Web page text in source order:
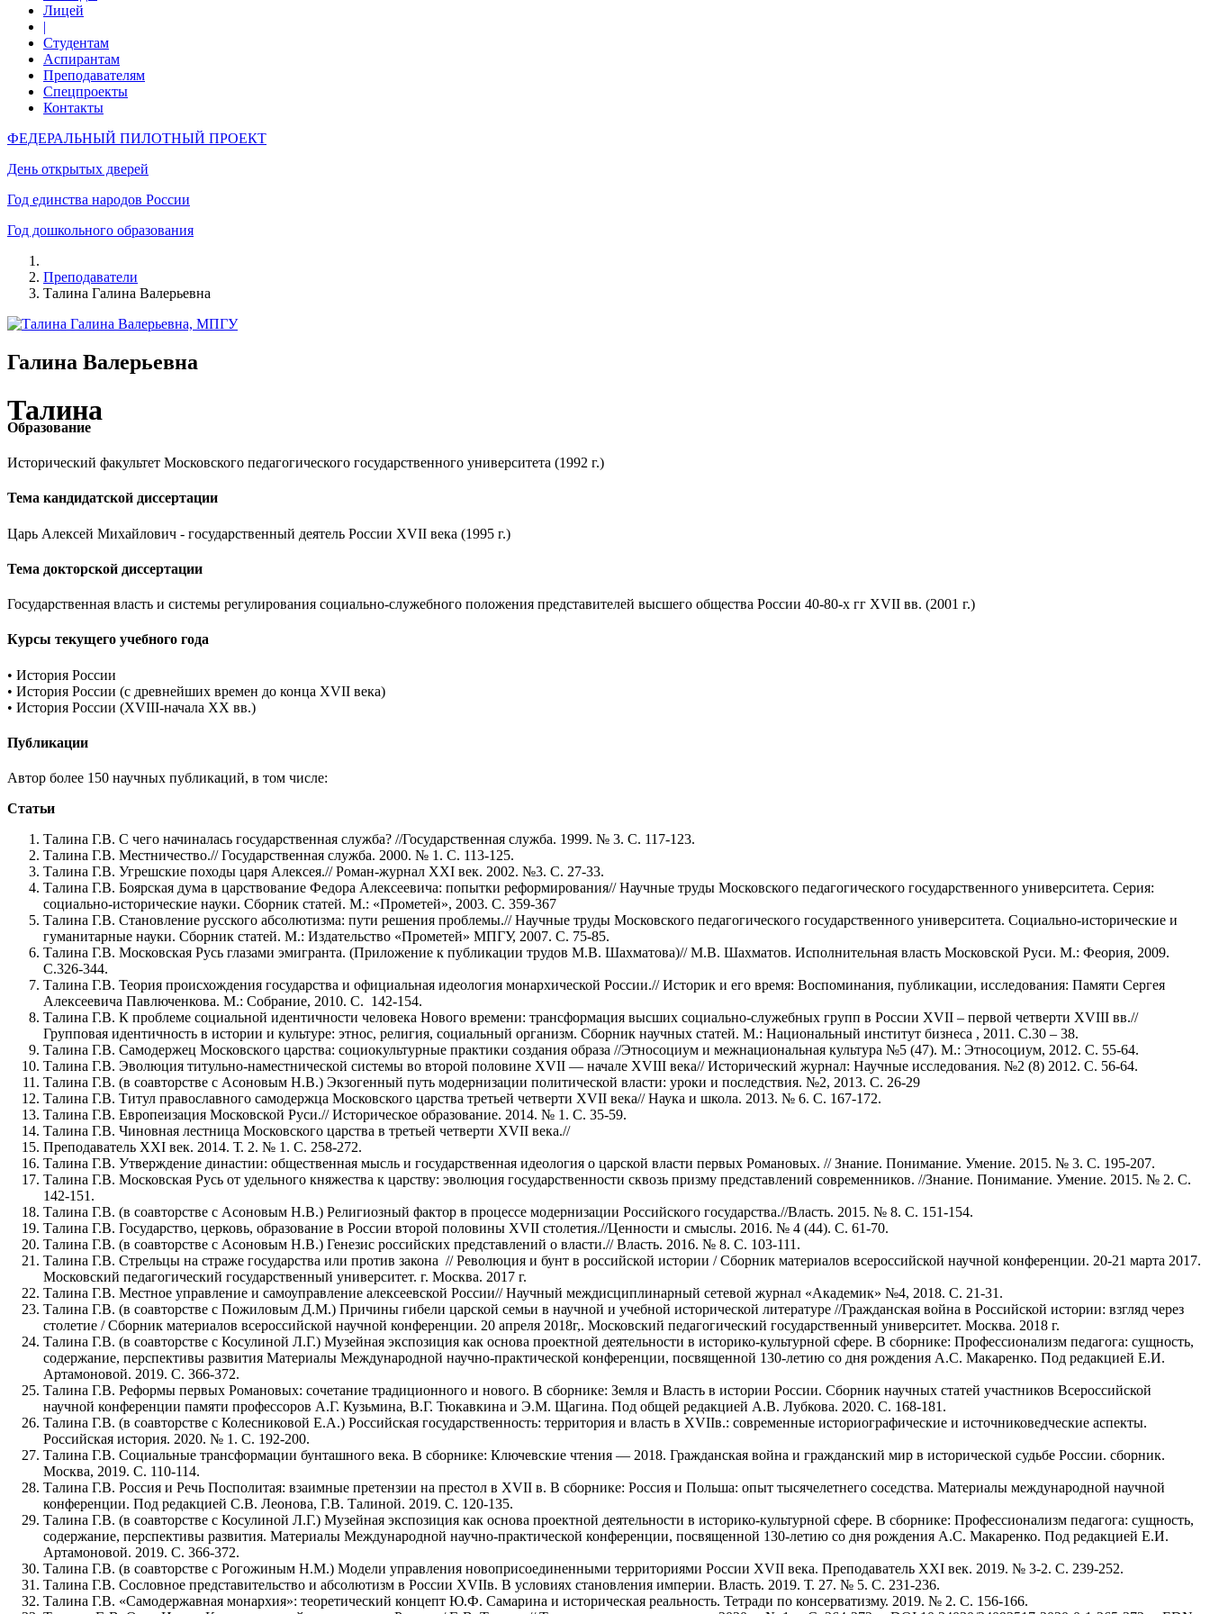
Лицей
|
Студентам
Аспирантам
Преподавателям
Спецпроекты
Контакты
ФЕДЕРАЛЬНЫЙ ПИЛОТНЫЙ ПРОЕКТ
День открытых дверей
Год единства народов России
Год дошкольного образования
Преподаватели
Талина Галина Валерьевна
Галина Валерьевна
Талина
Образование
Исторический факультет Московского педагогического государственного университета (1992 г.)
Тема кандидатской диссертации
Царь Алексей Михайлович - государственный деятель России ХVII века (1995 г.)
Тема докторской диссертации
Государственная власть и системы регулирования социально-служебного положения представителей высшего общества России 40-80-х гг ХVII вв. (2001 г.)
Курсы текущего учебного года
• История России
• История России (с древнейших времен до конца XVII века)
• История России (XVIII-начала XX вв.)
Публикации
Автор более 150 научных публикаций, в том числе:
Статьи
Талина Г.В. С чего начиналась государственная служба? //Государственная служба. 1999. № 3. С. 117-123.
Талина Г.В. Местничество.// Государственная служба. 2000. № 1. С. 113-125.
Талина Г.В. Угрешские походы царя Алексея.// Роман-журнал ХХI век. 2002. №3. С. 27-33.
Талина Г.В. Боярская дума в царствование Федора Алексеевича: попытки реформирования// Научные труды Московского педагогического государственного университета. Серия:
социально-исторические науки. Сборник статей. М.: «Прометей», 2003. С. 359-367
Талина Г.В. Становление русского абсолютизма: пути решения проблемы.// Научные труды Московского педагогического государственного университета. Социально-исторические и
гуманитарные науки. Сборник статей. М.: Издательство «Прометей» МПГУ, 2007. С. 75-85.
Талина Г.В. Московская Русь глазами эмигранта. (Приложение к публикации трудов М.В. Шахматова)// М.В. Шахматов. Исполнительная власть Московской Руси. М.: Феория, 2009.
С.326-344.
Талина Г.В. Теория происхождения государства и официальная идеология монархической России.// Историк и его время: Воспоминания, публикации, исследования: Памяти Сергея
Алексеевича Павлюченкова. М.: Собрание, 2010. С. 142-154.
Талина Г.В. К проблеме социальной идентичности человека Нового времени: трансформация высших социально-служебных групп в России XVII – первой четверти XVIII вв.//
Групповая идентичность в истории и культуре: этнос, религия, социальный организм. Сборник научных статей. М.: Национальный институт бизнеса , 2011. С.30 – 38.
Талина Г.В. Самодержец Московского царства: социокультурные практики создания образа //Этносоциум и межнациональная культура №5 (47). М.: Этносоциум, 2012. С. 55-64.
Талина Г.В. Эволюция титульно-наместнической системы во второй половине XVII — начале XVIII века// Исторический журнал: Научные исследования. №2 (8) 2012. С. 56-64.
Талина Г.В. (в соавторстве с Асоновым Н.В.) Экзогенный путь модернизации политической власти: уроки и последствия. №2, 2013. С. 26-29
Талина Г.В. Титул православного самодержца Московского царства третьей четверти XVII века// Наука и школа. 2013. № 6. С. 167-172.
Талина Г.В. Европеизация Московской Руси.// Историческое образование. 2014. № 1. С. 35-59.
Талина Г.В. Чиновная лестница Московского царства в третьей четверти XVII века.//
Преподаватель XXI век. 2014. Т. 2. № 1. С. 258-272.
Талина Г.В. Утверждение династии: общественная мысль и государственная идеология о царской власти первых Романовых. // Знание. Понимание. Умение. 2015. № 3. С. 195-207.
Талина Г.В. Московская Русь от удельного княжества к царству: эволюция государственности сквозь призму представлений современников. //Знание. Понимание. Умение. 2015. № 2. С.
142-151.
Талина Г.В. (в соавторстве с Асоновым Н.В.) Религиозный фактор в процессе модернизации Российского государства.//Власть. 2015. № 8. С. 151-154.
Талина Г.В. Государство, церковь, образование в России второй половины XVII столетия.//Ценности и смыслы. 2016. № 4 (44). С. 61-70.
Талина Г.В. (в соавторстве с Асоновым Н.В.) Генезис российских представлений о власти.// Власть. 2016. № 8. С. 103-111.
Талина Г.В. Стрельцы на страже государства или против закона // Революция и бунт в российской истории / Сборник материалов всероссийской научной конференции. 20-21 марта 2017.
Московский педагогический государственный университет. г. Москва. 2017 г.
Талина Г.В. Местное управление и самоуправление алексеевской России// Научный междисциплинарный сетевой журнал «Академик» №4, 2018. С. 21-31.
Талина Г.В. (в соавторстве с Пожиловым Д.М.) Причины гибели царской семьи в научной и учебной исторической литературе //Гражданская война в Российской истории: взгляд через
столетие / Сборник материалов всероссийской научной конференции. 20 апреля 2018г,. Московский педагогический государственный университет. Москва. 2018 г.
Талина Г.В. (в соавторстве с Косулиной Л.Г.) Музейная экспозиция как основа проектной деятельности в историко-культурной сфере. В сборнике: Профессионализм педагога: сущность,
содержание, перспективы развития Материалы Международной научно-практической конференции, посвященной 130-летию со дня рождения А.С. Макаренко. Под редакцией Е.И.
Артамоновой. 2019. С. 366-372.
Талина Г.В. Реформы первых Романовых: сочетание традиционного и нового. В сборнике: Земля и Власть в истории России. Сборник научных статей участников Всероссийской
научной конференции памяти профессоров А.Г. Кузьмина, В.Г. Тюкавкина и Э.М. Щагина. Под общей редакцией А.В. Лубкова. 2020. С. 168-181.
Талина Г.В. (в соавторстве с Колесниковой Е.А.) Российская государственность: территория и власть в XVIIв.: современные историографические и источниковедческие аспекты.
Российская история. 2020. № 1. С. 192-200.
Талина Г.В. Социальные трансформации бунташного века. В сборнике: Ключевские чтения — 2018. Гражданская война и гражданский мир в исторической судьбе России. сборник.
Москва, 2019. С. 110-114.
Талина Г.В. Россия и Речь Посполитая: взаимные претензии на престол в XVII в. В сборнике: Россия и Польша: опыт тысячелетнего соседства. Материалы международной научной
конференции. Под редакцией С.В. Леонова, Г.В. Талиной. 2019. С. 120-135.
Талина Г.В. (в соавторстве с Косулиной Л.Г.) Музейная экспозиция как основа проектной деятельности в историко-культурной сфере. В сборнике: Профессионализм педагога: сущность,
содержание, перспективы развития. Материалы Международной научно-практической конференции, посвященной 130-летию со дня рождения А.С. Макаренко. Под редакцией Е.И.
Артамоновой. 2019. С. 366-372.
Талина Г.В. (в соавторстве с Рогожиным Н.М.) Модели управления новоприсоединенными территориями России XVII века. Преподаватель XXI век. 2019. № 3-2. С. 239-252.
Талина Г.В. Сословное представительство и абсолютизм в России XVIIв. В условиях становления империи. Власть. 2019. Т. 27. № 5. С. 231-236.
Талина Г.В. «Самодержавная монархия»: теоретический концепт Ю.Ф. Самарина и историческая реальность. Тетради по консерватизму. 2019. № 2. С. 156-166.